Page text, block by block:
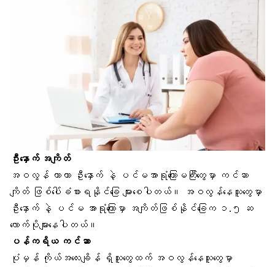
ဦးနှောက် အကျိတ်
အဝလွန် တာဟာ ဦးနှောက် နဲ့ ပင်မအာရုံကြောမကြီးတွေမှာ ကင်ဆာ
ကျိတ် ဖြစ်ပေါ်ခံစားရနိုင်ခြေ များစေပါတယ်။ အဝလွန်နေသူတွေမှာ
ဦးနှောက် နဲ့ ပင်မ အာရုံကြောမှာ အကျိတ် ဖြစ်နိုင်ခြေက ၁.၅ ဆ
လောက်ပိုများနေပါတယ်။
ပန်ကရိယ ကင်ဆာ
ပုံမှန် ကိုယ်အလေးချိန် ရှိသူတွေထက် အဝလွန်နေသူတွေမှာ